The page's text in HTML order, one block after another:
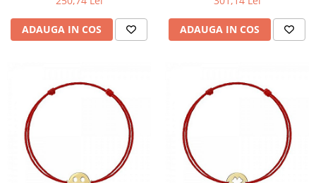
ADAUGA IN COS ADAUGA IN COS